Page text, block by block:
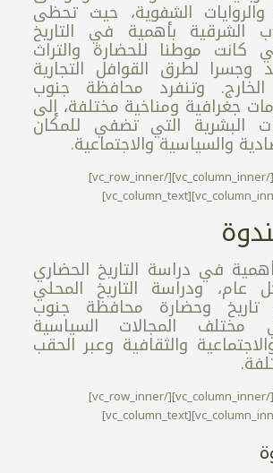
الشفوية، حيث تحظى
الشرقية بأهمية في التاريخ
كانت موطنا للحضارة والتراث
وجسرا لطرق القوافل التجارية
الخارج. وتنفرد محافظة جنوب
جغرافية ومناخية مختلفة، إلى
البشرية التي تضفي للمكان
والسياسية والاجتماعية.
[/vc_column_text][/vc_column_inner][/vc_row_inner]
في دراسة التاريخ الحضاري
عام، ودراسة التاريخ المحلي
تاريخ وحضارة محافظة جنوب
مختلف المجالات السياسية
والثقافية وعبر الحقب
[/vc_column_text][/vc_column_inner][/vc_row_inner]